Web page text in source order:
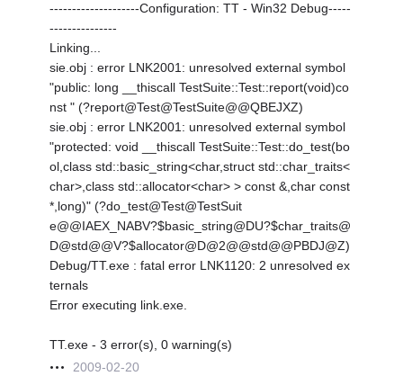
--------------------Configuration: TT - Win32 Debug-----
---------------
Linking...
sie.obj : error LNK2001: unresolved external symbol
"public: long __thiscall TestSuite::Test::report(void)co
nst " (?report@Test@TestSuite@@QBEJXZ)
sie.obj : error LNK2001: unresolved external symbol
"protected: void __thiscall TestSuite::Test::do_test(bo
ol,class std::basic_string<char,struct std::char_traits<
char>,class std::allocator<char> > const &,char const
*,long)" (?do_test@Test@TestSuit
e@@IAEX_NABV?$basic_string@DU?$char_traits@
D@std@@V?$allocator@D@2@@std@@PBDJ@Z)
Debug/TT.exe : fatal error LNK1120: 2 unresolved ex
ternals
Error executing link.exe.
TT.exe - 3 error(s), 0 warning(s)
2009-02-20